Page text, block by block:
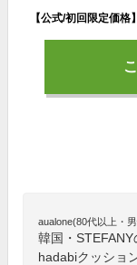
aualone(80代以上・
韓国・
hadabiクッショ